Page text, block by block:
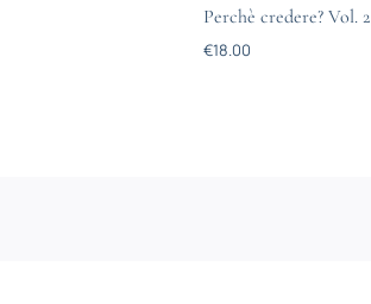
Perchè credere? Vol. 2
€18.00